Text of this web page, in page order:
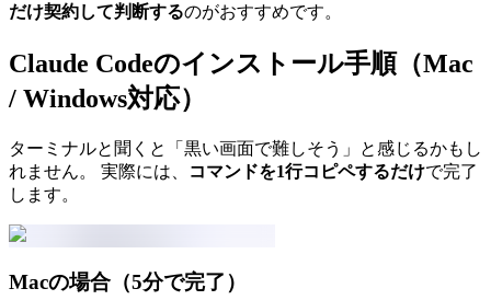
だけ契約して判断するのがおすすめです。
Claude Codeのインストール手順（Mac
/ Windows対応）
ターミナルと聞くと「黒い画面で難しそう」と感じるかもし
れません。 実際には、
コマンドを1行コピペするだけで完了
します。
Macの場合（5分で完了）